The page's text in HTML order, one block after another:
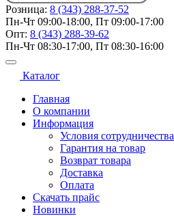
Розница: 8 (343) 288-37-52
Пн-Чт 09:00-18:00, Пт 09:00-17:00
Опт: 8 (343) 288-39-62
Пн-Чт 08:30-17:00, Пт 08:30-16:00
Каталог
Главная
О компании
Информация
Условия сотрудничества
Гарантия на товар
Возврат товара
Доставка
Оплата
Скачать прайс
Новинки